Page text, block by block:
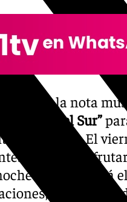
la nota
“Somos del Sur”
Merche. El
podrán disfrutar
la amenizará
el domingo